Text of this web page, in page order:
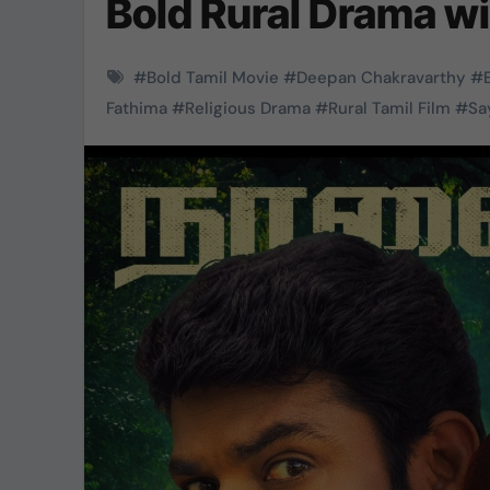
Bold Rural Drama
#Bold Tamil Movie #Deepan Chakravarthy #
Fathima#Religious Drama#Rural Tamil Film #